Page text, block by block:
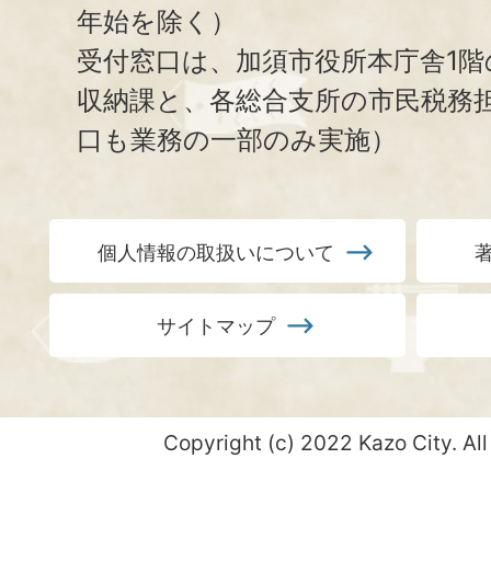
年始を除く）
受付窓口は、加須市役所本庁舎1
収納課と、 各総合支所の市民税務
口も業務の一部のみ実施）
個人情報の取扱いについて
サイトマップ
Copyright (c) 2022 Kazo City.